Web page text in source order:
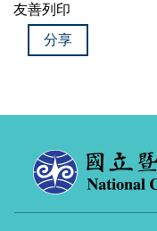
友善列印
分享